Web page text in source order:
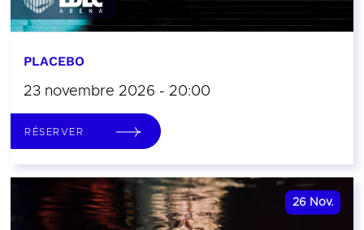
PLACEBO
23 novembre 2026 - 20:00
RÉSERVER
26 Nov.